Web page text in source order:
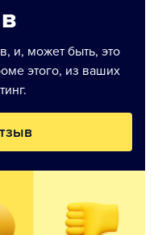
и, может быть, это
этого, из ваших